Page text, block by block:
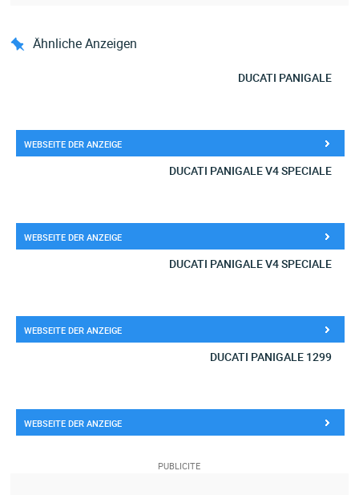
Ähnliche Anzeigen
DUCATI PANIGALE
WEBSEITE DER ANZEIGE
DUCATI PANIGALE V4 SPECIALE
WEBSEITE DER ANZEIGE
DUCATI PANIGALE V4 SPECIALE
WEBSEITE DER ANZEIGE
DUCATI PANIGALE 1299
WEBSEITE DER ANZEIGE